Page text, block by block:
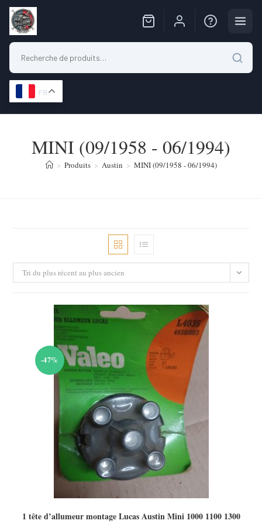
FR
MINI (09/1958 - 06/1994)
> Produits > Austin > MINI (09/1958 - 06/1994)
Tri du plus récent au plus ancien
-47%
1 tête d’allumeur montage Lucas Austin Mini 1000 1100 1300